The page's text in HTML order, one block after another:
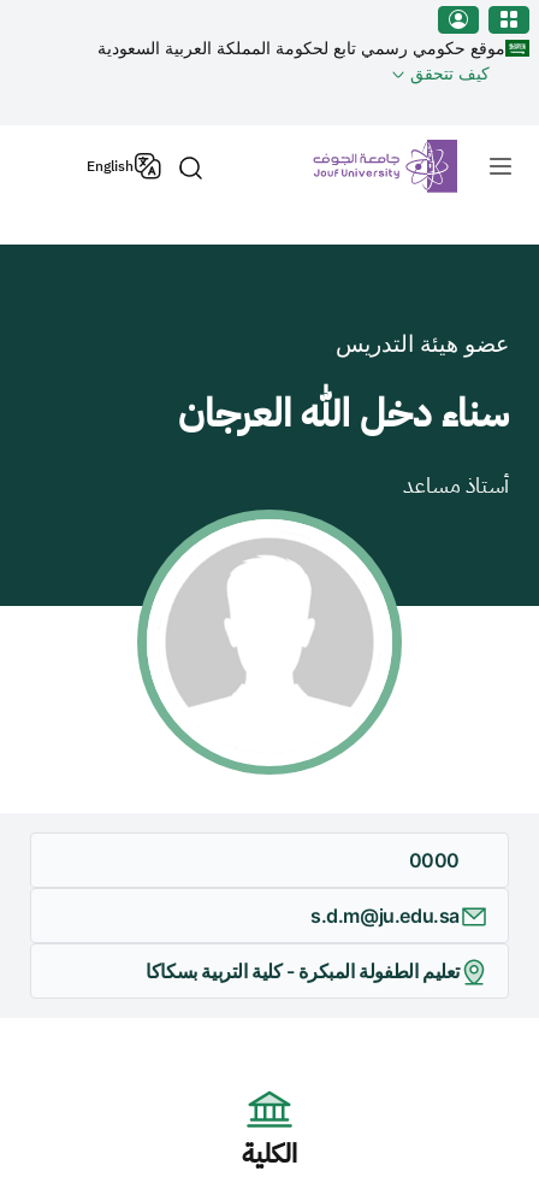
منطقة الجوف-جامعة الجوف
تجاوز إلى المحتوى الرئيسي
موقع حكومي رسمي تابع لحكومة المملكة العربية السعودية
كيف تتحقق
Primary menu
English
عضو هيئة التدريس
سناء دخل الله العرجان
أستاذ مساعد
0000
s.d.m@ju.edu.sa
تعليم الطفولة المبكرة - كلية التربية بسكاكا
الكلية